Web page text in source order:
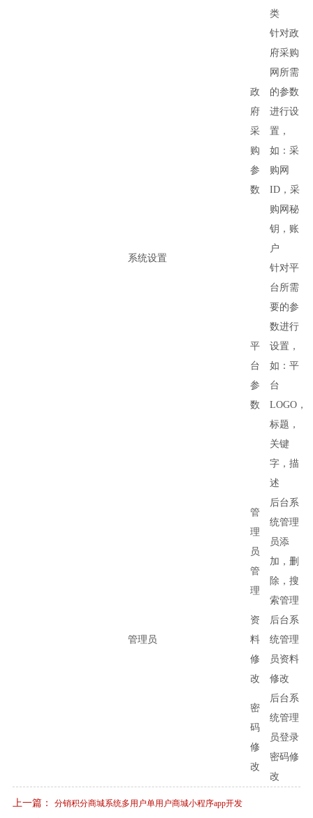
类
系统设置
政
府
采
购
参
数
针对政
府采购
网所需
的参数
进行设
置，
如：采
购网
ID，采
购网秘
钥，账
户
平
台
参
数
针对平
台所需
要的参
数进行
设置，
如：平
台
LOGO，
标题，
关键
字，描
述
管理员
管
理
员
管
理
后台系
统管理
员添
加，删
除，搜
索管理
资
料
修
改
后台系
统管理
员资料
修改
密
码
修
改
后台系
统管理
员登录
密码修
改
上一篇： 分销积分商城系统多用户单用户商城小程序app开发